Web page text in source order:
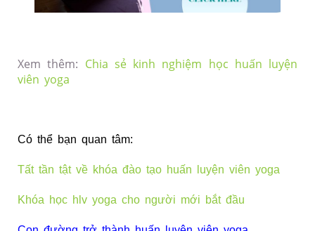
Xem thêm: Chia sẻ kinh nghiệm học huấn luyện
viên yoga
Có thể bạn quan tâm:
Tất tần tật về khóa đào tạo huấn luyện viên yoga
Khóa học hlv yoga cho người mới bắt đầu